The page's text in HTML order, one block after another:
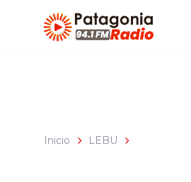
Inicio LEBU